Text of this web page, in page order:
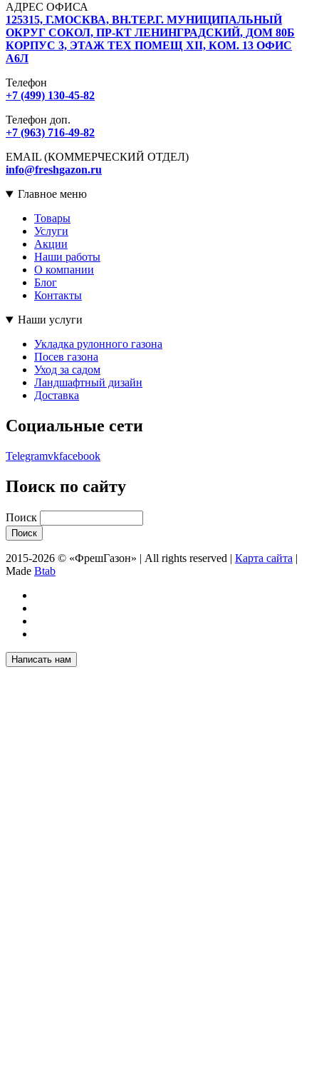
АДРЕС ОФИСА
125315, Г.МОСКВА, ВН.ТЕР.Г. МУНИЦИПАЛЬНЫЙ
ОКРУГ СОКОЛ, ПР-КТ ЛЕНИНГРАДСКИЙ, ДОМ 80Б
КОРПУС 3, ЭТАЖ ТЕХ ПОМЕЩ XII, КОМ. 13 ОФИС
А6Л
Телефон
+7 (499) 130-45-82
Телефон доп.
+7 (963) 716-49-82
EMAIL (КОММЕРЧЕСКИЙ ОТДЕЛ)
info@freshgazon.ru
Главное меню
Товары
Услуги
Акции
Наши работы
О компании
Блог
Контакты
Наши услуги
Укладка рулонного газона
Посев газона
Уход за садом
Ландшафтный дизайн
Доставка
Социальные сети
Telegramvkfacebook
Поиск по сайту
Поиск
2015-2026 © «ФрешГазон» | All rights reserved | Карта сайта |
Made Btab
Написать нам